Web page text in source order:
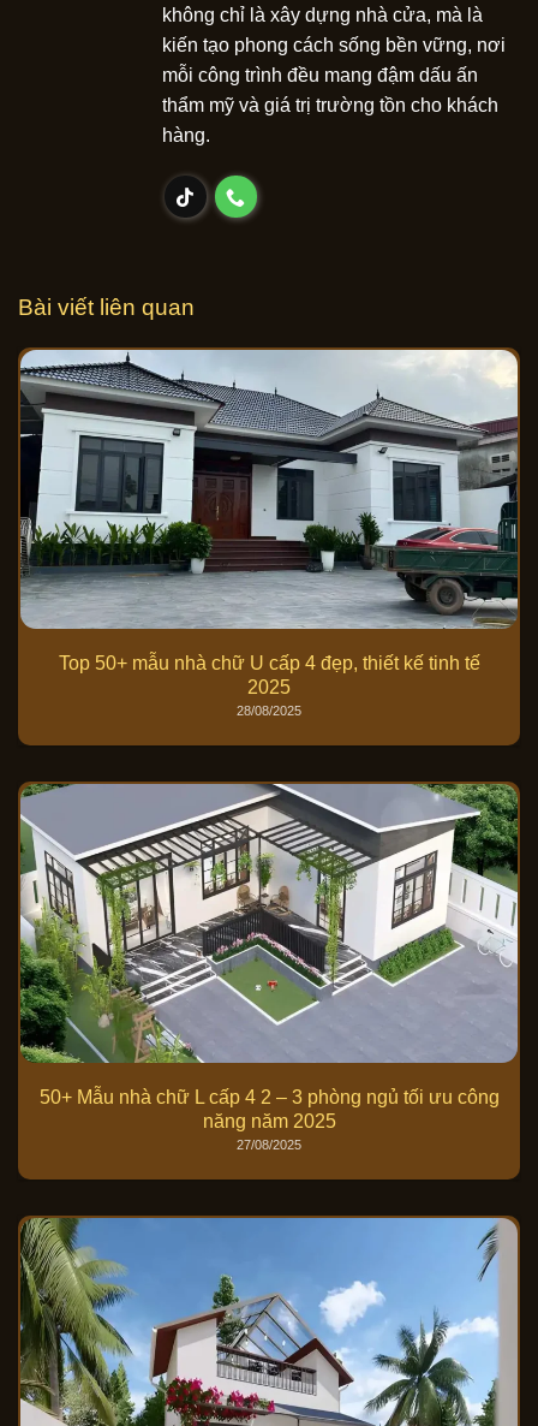
không chỉ là xây dựng nhà cửa, mà là
kiến tạo phong cách sống bền vững, nơi
mỗi công trình đều mang đậm dấu ấn
thẩm mỹ và giá trị trường tồn cho khách
hàng.
Bài viết liên quan
Top 50+ mẫu nhà chữ U cấp 4 đẹp, thiết kế tinh tế
2025
28/08/2025
50+ Mẫu nhà chữ L cấp 4 2 – 3 phòng ngủ tối ưu công
năng năm 2025
27/08/2025